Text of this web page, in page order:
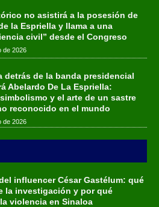
no asistirá a la posesión de
la Espriella y llama a una
civil” desde el Congreso
de 2026
detrás de la banda presidencial
Abelardo De La Espriella:
y el arte de un sastre
reconocido en el mundo
de 2026
influencer César Gastélum: qué
la investigación y por qué
violencia en Sinaloa